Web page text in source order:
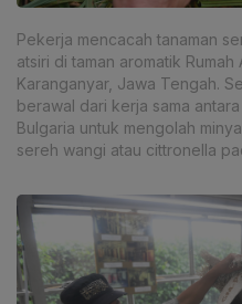
Pekerja mencacah tanaman
atsiri di taman aromatik
Karanganyar, Jawa Tengah.
berawal dari kerja sama
Bulgaria untuk mengolah
sereh wangi atau cittronella